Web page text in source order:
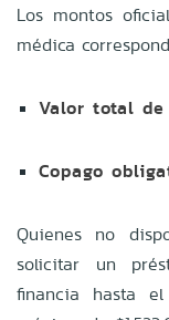
Los montos
médica
Valor total
Copago
Quienes no
solicitar un
financia hasta